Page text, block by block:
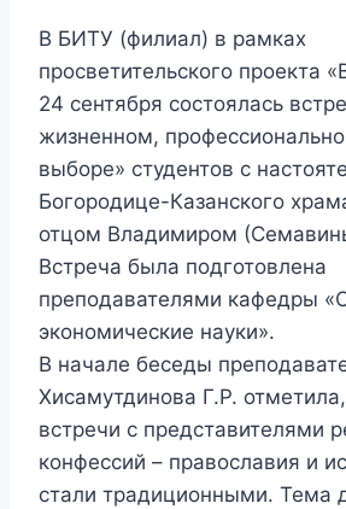
В БИТУ (филиал) в рамках
просветительского проекта
24 сентября состоялась
жизненном,
выборе» студентов с
Богородице-Казанского
отцом Владимиром
Встреча была подготовлена
преподавателями кафедры
экономические науки».
В начале беседы
Хисамутдинова Г.Р.
встречи с представителями
конфессий – православия и
стали традиционными. Тема